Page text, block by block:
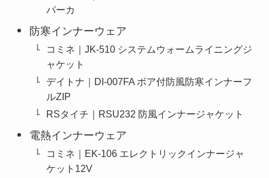
パーカ
防寒インナーウェア
コミネ｜JK-510 システムウォームライニングジ
ャケット
デイトナ｜DI-007FA ボア付防風防寒インナーフ
ルZIP
RSタイチ｜RSU232 防風インナージャケット
電熱インナーウェア
コミネ｜EK-106 エレクトリックインナージャ
ケット12V